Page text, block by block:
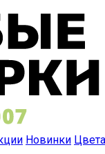
Новинки Цвета